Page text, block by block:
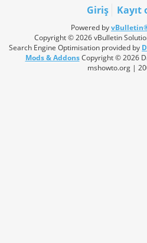
Giriş Kayıt
Powered by
Copyright © 2026 vBulletin
Search Engine Optimisation provided by
Mods & AddonsCopyright © 2026
mshowto.org |